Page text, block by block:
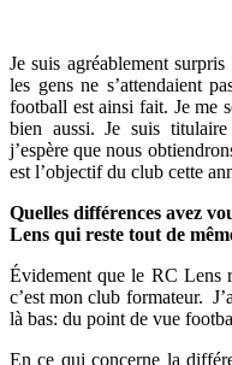
Je suis agréablement
les gens ne s’attendaient
football est ainsi fait. Je me
bien aussi. Je suis
j’espère que nous
est l’objectif du club cette
Quelles différences avez
Lens qui reste tout de
Évidement que le RC Lens
c’est mon club formateur.
là bas: du point de vue
En ce qui concerne la